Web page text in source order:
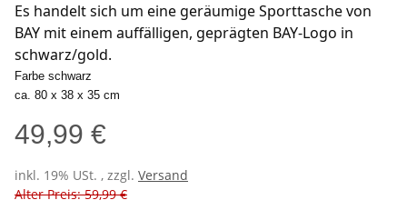
Es handelt sich um eine geräumige Sporttasche von
BAY mit einem auffälligen, geprägten BAY-Logo in
schwarz/gold.
Farbe schwarz
ca. 80 x 38 x 35 cm
49,99 €
inkl. 19% USt. , zzgl. Versand
Alter Preis: 59,99 €